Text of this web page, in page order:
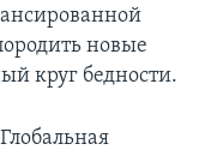
новые
круг бедности.